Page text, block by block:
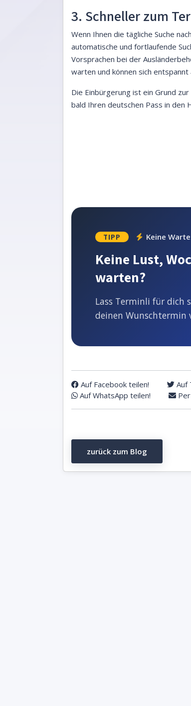
3. Schneller zum
Wenn Ihnen die tägliche Suche
automatische und fortlaufende
Vorsprachen bei der
warten und können sich
Die Einbürgerung ist ein Grund
bald Ihren deutschen Pass in den
TIPP Keine
Keine Lust,
warten?
Lass Terminli für dich
deinen Wunschtermin
Auf Facebook teilen!
Auf
Auf WhatsApp teilen!
zurück zum Blog